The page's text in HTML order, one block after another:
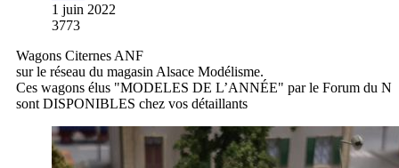
1 juin 2022
3773
Wagons Citernes ANF
sur le réseau du magasin Alsace Modélisme.
Ces wagons élus "MODELES DE L’ANNÉE" par le Forum du N
sont DISPONIBLES chez vos détaillants